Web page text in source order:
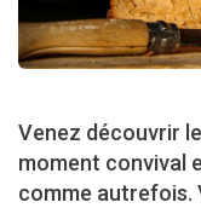
Venez découvrir
moment convival
comme autrefois.